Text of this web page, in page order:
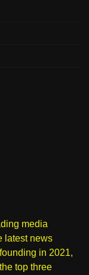
media
latest news
in 2021,
top three